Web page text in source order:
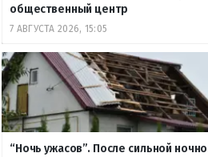
общественный центр
7 АВГУСТА 2026, 15:05
“Ночь ужасов”. После сильной